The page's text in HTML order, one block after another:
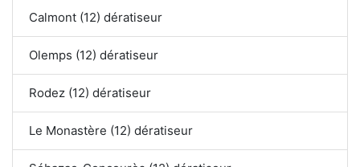
Calmont (12) dératiseur
Olemps (12) dératiseur
Rodez (12) dératiseur
Le Monastère (12) dératiseur